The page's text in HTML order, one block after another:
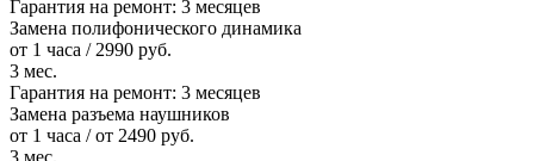
Гарантия на ремонт: 3 месяцев
Замена полифонического динамика
от 1 часа / 2990 руб.
3 мес.
Гарантия на ремонт: 3 месяцев
Замена разъема наушников
от 1 часа / от 2490 руб.